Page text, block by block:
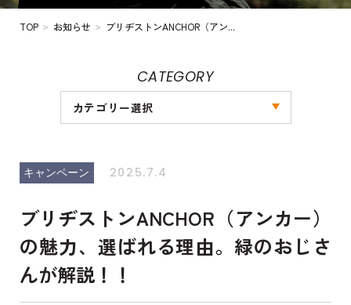
TOP > お知らせ > ブリヂストンANCHOR（アン...
CATEGORY
カテゴリー選択
キャンペーン 2025.7.4
ブリヂストンANCHOR（アンカー）
の魅力、選ばれる理由。緑のおじさ
んが解説！！